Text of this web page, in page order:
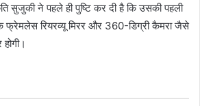
सुजुकी ने पहले ही पुष्टि कर दी है कि उसकी पहली
फ्रेमलेस रियरव्यू मिरर और 360-डिग्री कैमरा जैसे